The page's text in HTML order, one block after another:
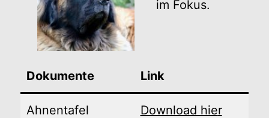
Dokumente Link
Ahnentafel Download hier